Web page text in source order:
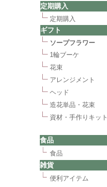
定期購入
定期購入
ギフト
ソープフラワー
1輪ブーケ
花束
アレンジメント
ヘッド
造花単品・花束
資材・手作りキット
食品
食品
雑貨
便利アイテム